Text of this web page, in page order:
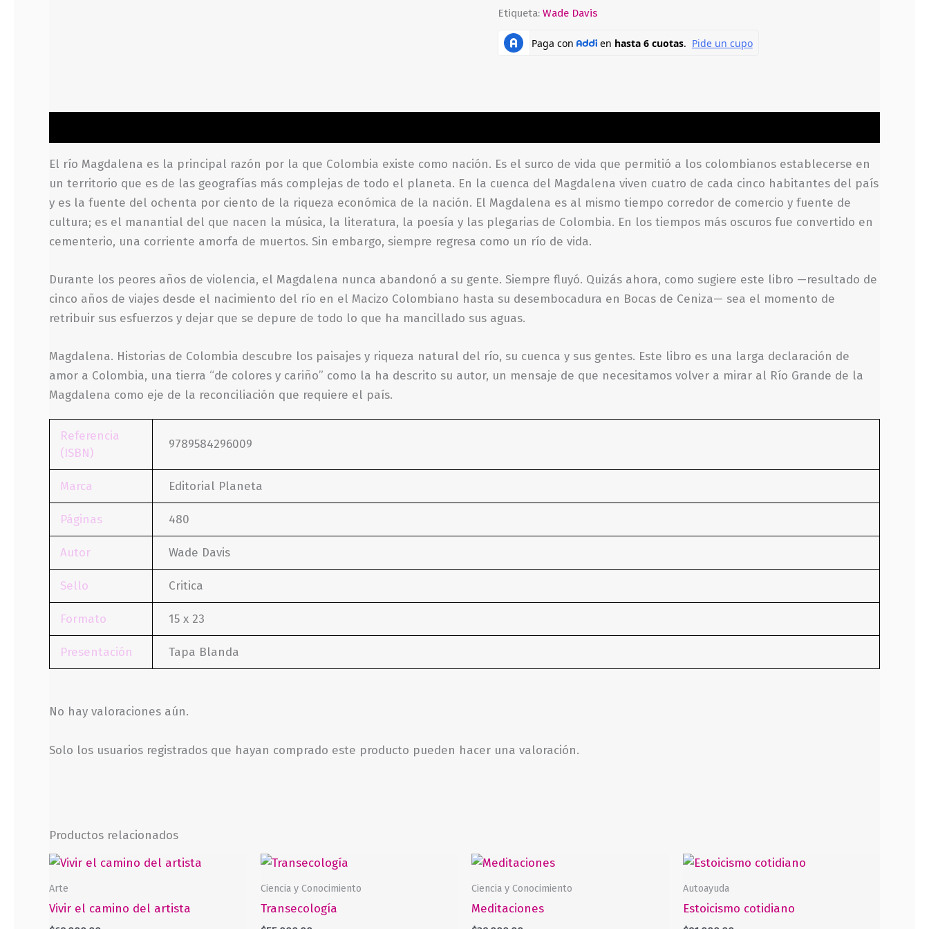
Etiqueta:Wade Davis
El río Magdalena es la principal razón por la que Colombia existe como nación. Es el surco de vida que permitió a los colombianos establecerse en
un territorio que es de las geografías más complejas de todo el planeta. En la cuenca del Magdalena viven cuatro de cada cinco habitantes del país
y es la fuente del ochenta por ciento de la riqueza económica de la nación. El Magdalena es al mismo tiempo corredor de comercio y fuente de
cultura; es el manantial del que nacen la música, la literatura, la poesía y las plegarias de Colombia. En los tiempos más oscuros fue convertido en
cementerio, una corriente amorfa de muertos. Sin embargo, siempre regresa como un río de vida.
Durante los peores años de violencia, el Magdalena nunca abandonó a su gente. Siempre fluyó. Quizás ahora, como sugiere este libro —resultado de
cinco años de viajes desde el nacimiento del río en el Macizo Colombiano hasta su desembocadura en Bocas de Ceniza— sea el momento de
retribuir sus esfuerzos y dejar que se depure de todo lo que ha mancillado sus aguas.
Magdalena. Historias de Colombia descubre los paisajes y riqueza natural del río, su cuenca y sus gentes. Este libro es una larga declaración de
amor a Colombia, una tierra “de colores y cariño” como la ha descrito su autor, un mensaje de que necesitamos volver a mirar al Río Grande de la
Magdalena como eje de la reconciliación que requiere el país.
Referencia
(ISBN)
9789584296009
Marca Editorial Planeta
Páginas 480
Autor Wade Davis
Sello Critica
Formato 15 x 23
Presentación Tapa Blanda
No hay valoraciones aún.
Solo los usuarios registrados que hayan comprado este producto pueden hacer una valoración.
Productos relacionados
Arte
Vivir el camino del artista
Ciencia y Conocimiento
Transecología
Ciencia y Conocimiento
Meditaciones
Autoayuda
Estoicismo cotidiano